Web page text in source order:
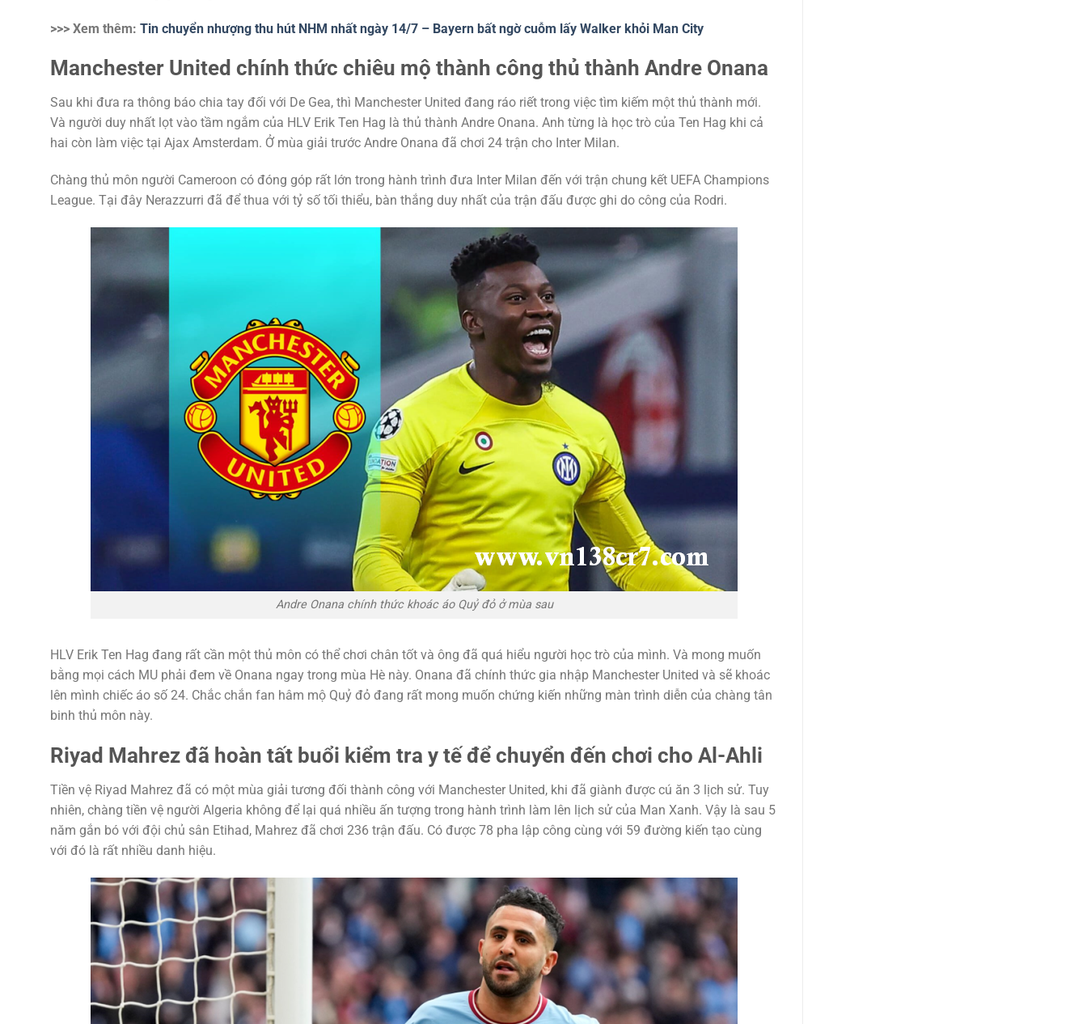
>>> Xem thêm: Tin chuyển nhượng thu hút NHM nhất ngày 14/7 – Bayern bất ngờ cuỗm lấy Walker khỏi Man City
Manchester United chính thức chiêu mộ thành công thủ thành Andre Onana
Sau khi đưa ra thông báo chia tay đối với De Gea, thì Manchester United đang ráo riết trong việc tìm kiếm một thủ thành mới.
Và người duy nhất lọt vào tầm ngắm của HLV Erik Ten Hag là thủ thành Andre Onana. Anh từng là học trò của Ten Hag khi cả
hai còn làm việc tại Ajax Amsterdam. Ở mùa giải trước Andre Onana đã chơi 24 trận cho Inter Milan.
Chàng thủ môn người Cameroon có đóng góp rất lớn trong hành trình đưa Inter Milan đến với trận chung kết UEFA Champions
League. Tại đây Nerazzurri đã để thua với tỷ số tối thiểu, bàn thắng duy nhất của trận đấu được ghi do công của Rodri.
Andre Onana chính thức khoác áo Quỷ đỏ ở mùa sau
HLV Erik Ten Hag đang rất cần một thủ môn có thể chơi chân tốt và ông đã quá hiểu người học trò của mình. Và mong muốn
bằng mọi cách MU phải đem về Onana ngay trong mùa Hè này. Onana đã chính thức gia nhập Manchester United và sẽ khoác
lên mình chiếc áo số 24. Chắc chắn fan hâm mộ Quỷ đỏ đang rất mong muốn chứng kiến những màn trình diễn của chàng tân
binh thủ môn này.
Riyad Mahrez đã hoàn tất buổi kiểm tra y tế để chuyển đến chơi cho Al-Ahli
Tiền vệ Riyad Mahrez đã có một mùa giải tương đối thành công với Manchester United, khi đã giành được cú ăn 3 lịch sử. Tuy
nhiên, chàng tiền vệ người Algeria không để lại quá nhiều ấn tượng trong hành trình làm lên lịch sử của Man Xanh. Vậy là sau 5
năm gắn bó với đội chủ sân Etihad, Mahrez đã chơi 236 trận đấu. Có được 78 pha lập công cùng với 59 đường kiến tạo cùng
với đó là rất nhiều danh hiệu.